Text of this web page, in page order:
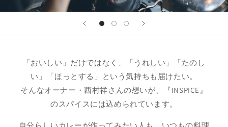
「おいしい」だけではなく、「うれしい」「たのし
い」「ほっとする」という気持ちも届けたい。
そんなオーナー・西村祥さんの想いが、『INSPICE』
のスパイスには込められています。